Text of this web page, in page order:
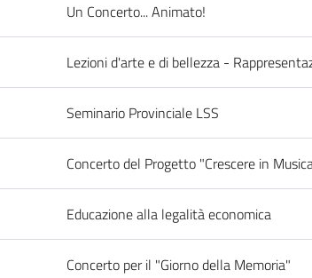
Un Concerto... Animato!
Lezioni d'arte e di bellezza -
Seminario Provinciale LSS
Concerto del Progetto "Crescere in
Educazione alla legalità economica
Concerto per il "Giorno della Memoria"